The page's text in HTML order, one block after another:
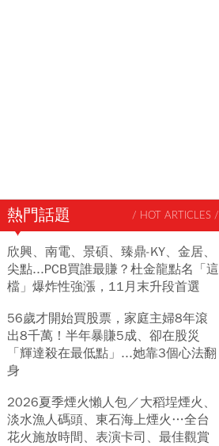
熱門話題 / HOT ARTICLES /
欣興、南電、景碩、臻鼎-KY、金居、
尖點...PCB買誰最賺？杜金龍點名「這
檔」爆炸性強漲，11月末升段首選
56歲才開始買股票，家庭主婦8年滾
出8千萬！半年暴賺5成、卻在股災
「輝達殺在最低點」...她靠3個心法翻
身
2026夏季煙火懶人包／大稻埕煙火、
淡水漁人碼頭、東石海上煙火…全台
花火施放時間、表演卡司、最佳觀賞